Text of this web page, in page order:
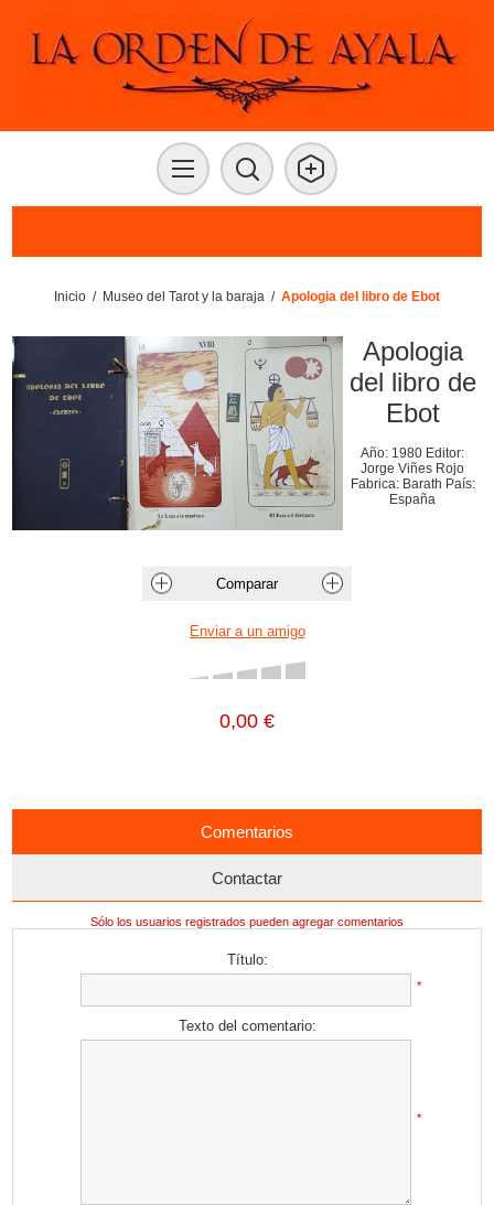
Inicio / Museo del Tarot y la baraja / Apologia del libro de Ebot
Apologia
del libro de
Ebot
Año: 1980 Editor:
Jorge Viñes Rojo
Fabrica: Barath País:
España
0,00 €
Comentarios
Contactar
Sólo los usuarios registrados pueden agregar comentarios
Título:
*
Texto del comentario:
*